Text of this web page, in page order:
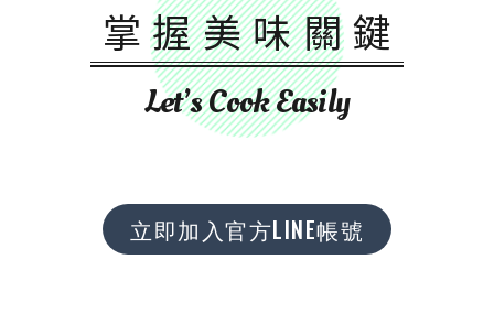
掌握美味關鍵
Let’s Cook Easily
立即加入官方LINE帳號